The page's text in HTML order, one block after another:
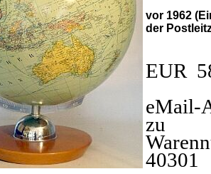
vor 1962
der
EUR
eMail-
zu
40301